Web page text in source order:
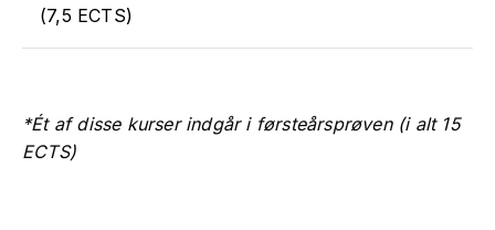
(7,5 ECTS)
*Ét af disse kurser indgår i førsteårsprøven (i alt 15
ECTS)